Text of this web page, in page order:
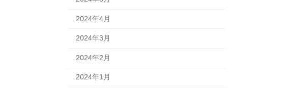
2024年4月
2024年3月
2024年2月
2024年1月